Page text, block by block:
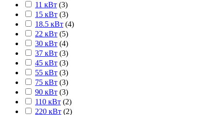
11 кВт (3)
15 кВт (3)
18.5 кВт (4)
22 кВт (5)
30 кВт (4)
37 кВт (3)
45 кВт (3)
55 кВт (3)
75 кВт (3)
90 кВт (3)
110 кВт (2)
220 кВт (2)